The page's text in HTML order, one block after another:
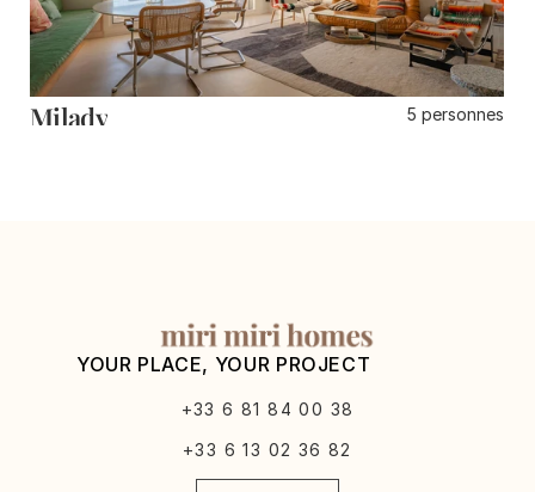
Milady
5 personnes
YOUR PLACE, YOUR PROJECT
+33 6 81 84 00 38
+33 6 13 02 36 82